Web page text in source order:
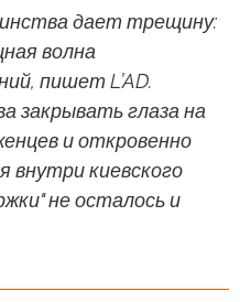
дает трещину:
волна
пишет L’AD.
закрывать глаза на
и откровенно
внутри киевского
не осталось и